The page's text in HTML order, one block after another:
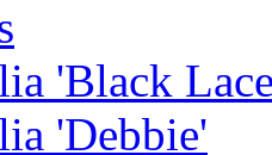
'Black
'Debbie'